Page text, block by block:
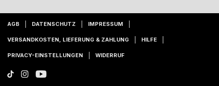
AGB DATENSCHUTZ IMPRESSUM
VERSANDKOSTEN, LIEFERUNG & ZAHLUNG HILFE
PRIVACY-EINSTELLUNGEN WIDERRUF